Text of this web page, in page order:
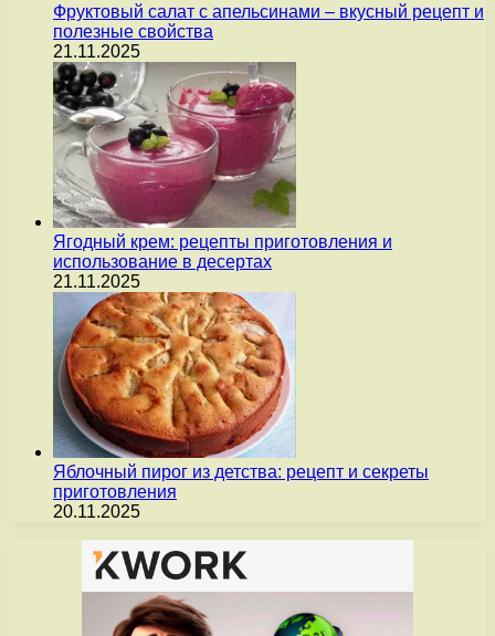
Фруктовый салат с апельсинами – вкусный рецепт и
полезные свойства
21.11.2025
Ягодный крем: рецепты приготовления и
использование в десертах
21.11.2025
Яблочный пирог из детства: рецепт и секреты
приготовления
20.11.2025